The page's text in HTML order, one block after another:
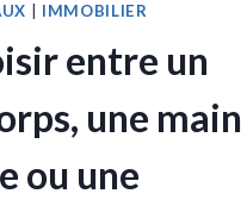
IMMOBILIER
entre un
une main
ou une